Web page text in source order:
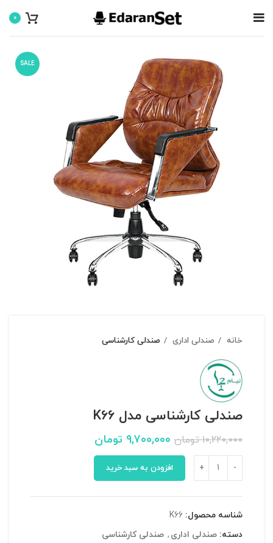
0
SALE
خانه صندلی اداری صندلی کارشناسی
صندلی کارشناسی مدل K66
۱۰,۲۲۰,۰۰۰ تومان ۹,۷۰۰,۰۰۰ تومان
افزودن به سبد خرید
شناسه محصول: K66
دسته: صندلی اداری , صندلی کارشناسی